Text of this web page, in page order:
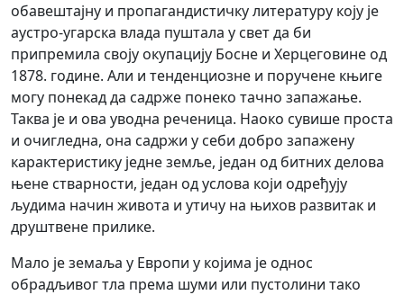
обавештајну и пропагандистичку литературу кoју је
аустро-угарска влада пуштала у свет да би
припремила своју окупацију Босне и Херцеговине од
1878. године. Али и тенденциозне и поручене књиге
могу понекад да садрже понеко тачно запажање.
Таква је и ова уводна реченица. Наоко сувише проста
и очигледна, она садржи у себи добро запажену
карактеристику једне земље, један од битних делова
њене стварности, један од услова који одређују
људима начин живота и утичу на њихов развитак и
друштвене прилике.
Мало је земаља у Европи у којима је однос
обрадљивог тла према шуми или пустолини тако